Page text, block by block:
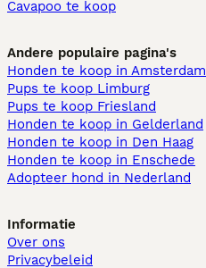
Cavapoo te koop
Andere populaire pagina's
Honden te koop in Amsterdam
Pups te koop Limburg​
Pups te koop Friesland​
Honden te koop in Gelderland
Honden te koop in Den Haag
Honden te koop in Enschede
Adopteer hond in Nederland
Informatie
Over ons
Privacybeleid